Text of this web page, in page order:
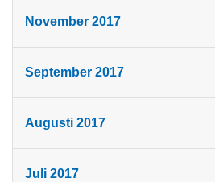
November 2017
September 2017
Augusti 2017
Juli 2017